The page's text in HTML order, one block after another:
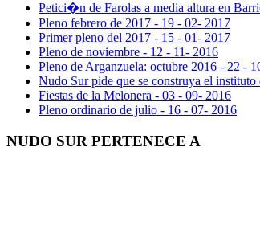
Petici�n de Farolas a media altura en
Pleno febrero de 2017 - 19 - 02- 2017
Primer pleno del 2017 - 15 - 01- 2017
Pleno de noviembre - 12 - 11- 2016
Pleno de Arganzuela: octubre 2016 - 22 -
Nudo Sur pide que se construya el
Fiestas de la Melonera - 03 - 09- 2016
Pleno ordinario de julio - 16 - 07- 2016
NUDO SUR PERTENECE A